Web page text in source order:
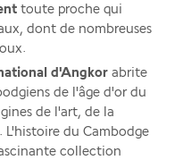
toute proche qui
dont de nombreuses
d'Angkor abrite
de l'âge d'or du
de l'art, de la
du Cambodge
collection